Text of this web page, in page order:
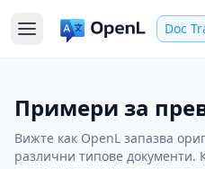
Doc
Примери за
Вижте как OpenL запазва
различни типове документи.